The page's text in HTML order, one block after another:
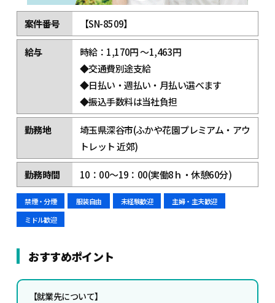
案件番号 【SN-8509】
給与
時給：1,170円 ～1,463円
◆交通費別途支給
◆日払い・週払い・月払い選べます
◆振込手数料は当社負担
勤務地
埼玉県深谷市(ふかや花園プレミアム・アウ
トレット 近郊)
勤務時間 10：00～19：00(実働8ｈ・休憩60分)
禁煙・分煙 服装自由 未経験歓迎
主婦・主夫歓迎
ミドル歓迎
おすすめポイント
【就業先について】